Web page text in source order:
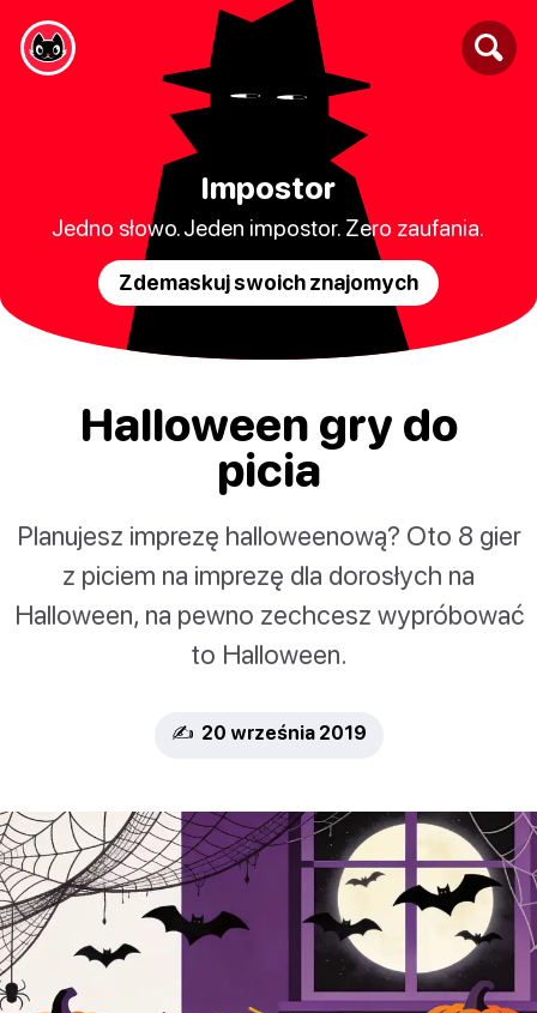
Impostor
Jedno słowo. Jeden impostor. Zero zaufania.
Zdemaskuj swoich znajomych
Halloween gry do
picia
Planujesz imprezę halloweenową? Oto 8 gier
z piciem na imprezę dla dorosłych na
Halloween, na pewno zechcesz wypróbować
to Halloween.
✍️ 20 września 2019